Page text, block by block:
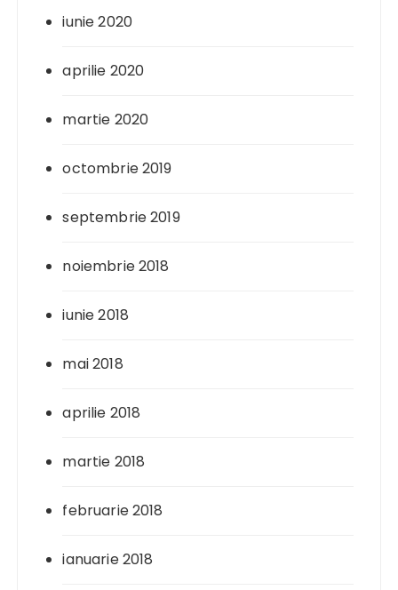
iunie 2020
aprilie 2020
martie 2020
octombrie 2019
septembrie 2019
noiembrie 2018
iunie 2018
mai 2018
aprilie 2018
martie 2018
februarie 2018
ianuarie 2018